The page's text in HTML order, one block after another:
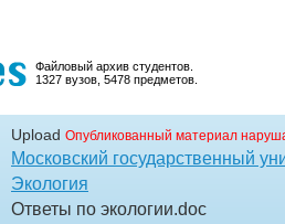
Файловый архив студентов.
1327 вузов, 5478 предметов.
Upload Опубликованный материал
Московский государственный
Экология
Ответы по экологии.doc